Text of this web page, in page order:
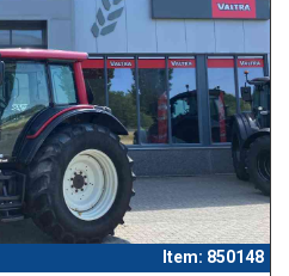
Item: 850148